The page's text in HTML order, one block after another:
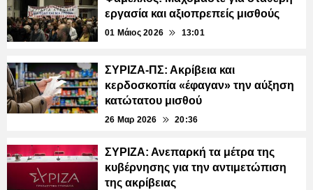
εργασία και αξιοπρεπείς μισθούς
01 Μάιος 2026 13:01
ΣΥΡΙΖΑ-ΠΣ: Ακρίβεια και
κερδοσκοπία «έφαγαν» την αύξηση
κατώτατου μισθού
26 Μαρ 2026 20:36
ΣΥΡΙΖΑ: Ανεπαρκή τα μέτρα της
κυβέρνησης για την αντιμετώπιση
της ακρίβειας